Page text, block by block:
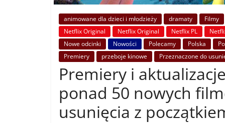
animowane dla dzieci i młodzieży dramaty Filmy
Netflix Original
Netflix Original Netflix PL
Nowe odcinki
Nowości Polecamy Polska
Premiery
przeboje kinowe Przeznaczone do
Premiery i
ponad 50 nowych
usunięcia z